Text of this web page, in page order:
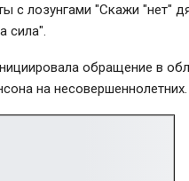
с лозунгами "Скажи "нет"
сила".
обращение в
на несовершеннолетних.